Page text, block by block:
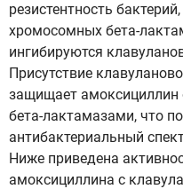
резистентность
хромосомных бета-
ингибируются
Присутствие
защищает
бета-лактамазами, что
антибактериальный
Ниже приведена
амоксициллина с